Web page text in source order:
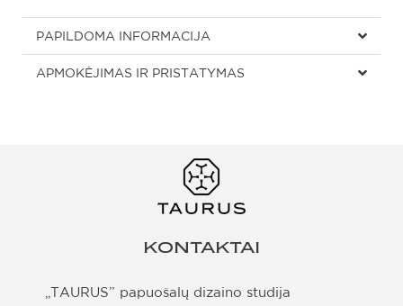
PAPILDOMA INFORMACIJA
APMOKĖJIMAS IR PRISTATYMAS
KONTAKTAI
„TAURUS” papuošalų dizaino studija